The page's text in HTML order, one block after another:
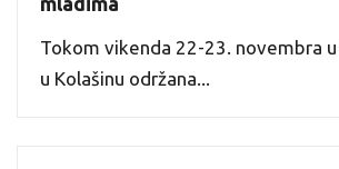
Tokom vikenda 22-23. novembra
u Kolašinu održana...